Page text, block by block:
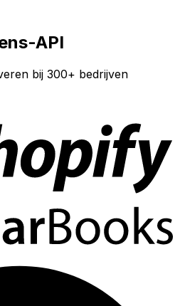
API
bij 300+ bedrijven